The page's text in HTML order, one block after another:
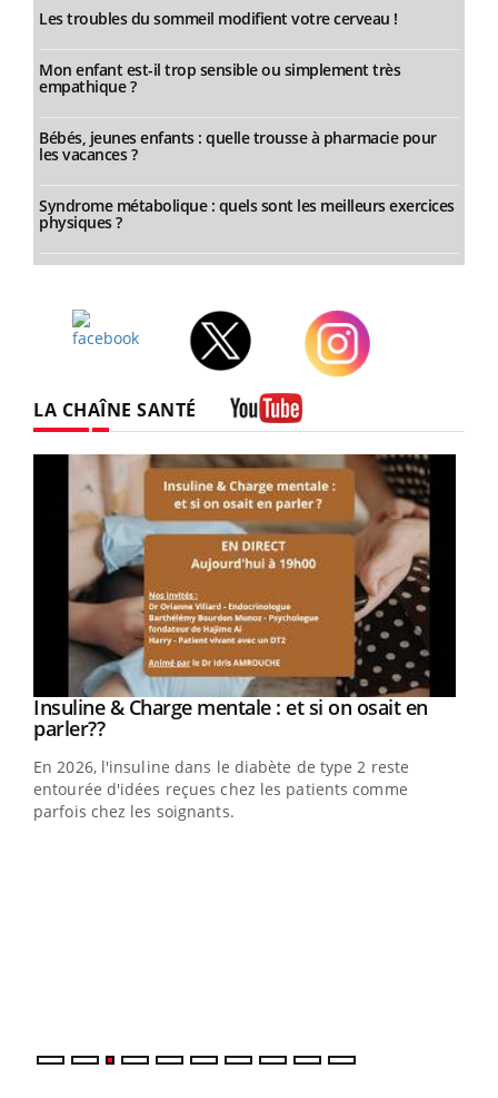
Les troubles du sommeil modifient votre cerveau !
Mon enfant est-il trop sensible ou simplement très
empathique ?
Bébés, jeunes enfants : quelle trousse à pharmacie pour
les vacances ?
Syndrome métabolique : quels sont les meilleurs exercices
physiques ?
LA CHAÎNE SANTÉ
Youtube
Insuline & Charge mentale : et si on osait en
parler??Youtube
En 2026, l'insuline dans le diabète de type 2 reste
entourée d'idées reçues chez les patients comme
parfois chez les soignants.